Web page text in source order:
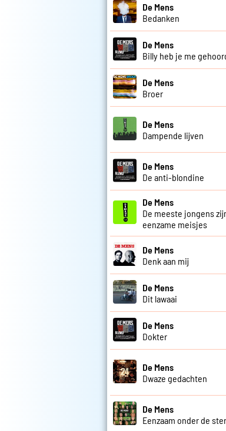
De Mens
Bedanken
De Mens
Billy heb je me
De Mens
Broer
De Mens
Dampende lijven
De Mens
De anti-blondine
De Mens
De meeste jongens
eenzame meisjes
De Mens
Denk aan mij
De Mens
Dit lawaai
De Mens
Dokter
De Mens
Dwaze gedachten
De Mens
Eenzaam onder de